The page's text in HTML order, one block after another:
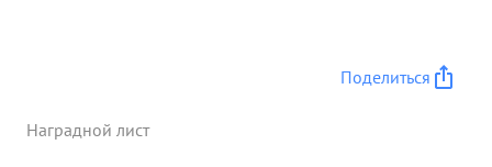
Поделиться
Наградной лист